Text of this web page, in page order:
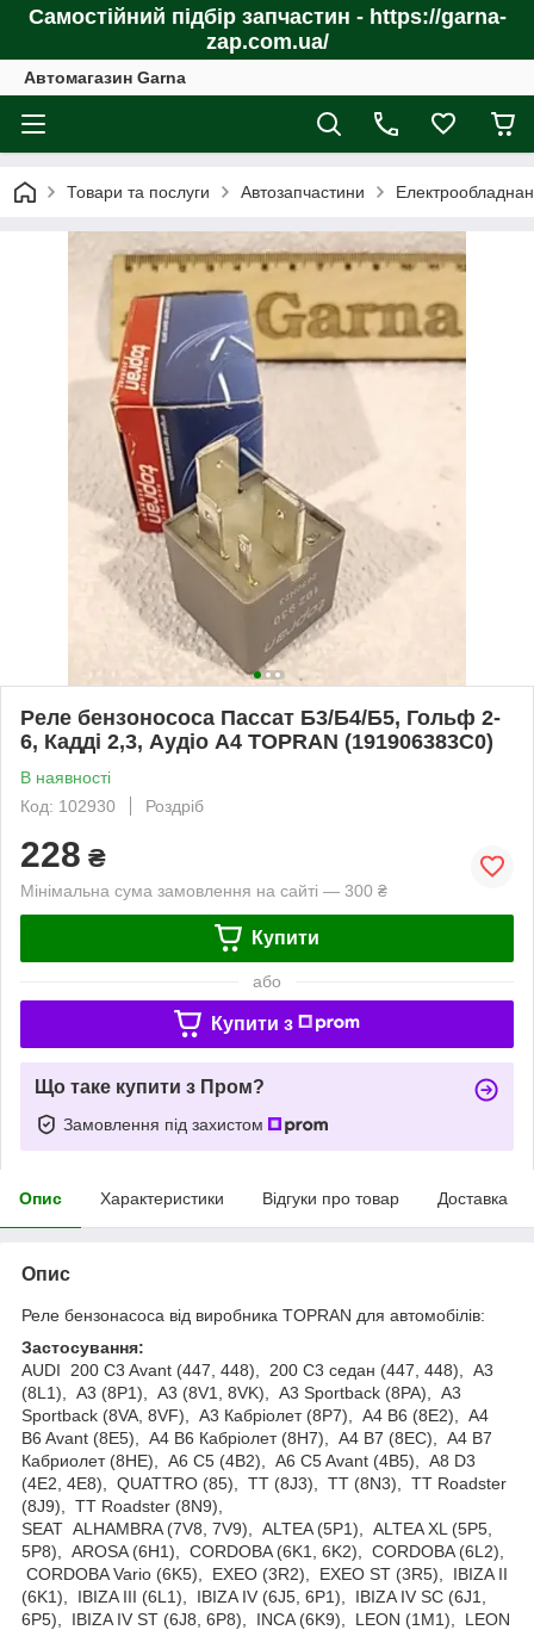
Самостійний підбір запчастин - https://garna-
zap.com.ua/
Автомагазин Garna
Товари та послуги Автозапчастини
Реле бензонососа Пассат Б3/Б4/Б5, Гольф 2-
6, Кадді 2,3, Аудіо А4 TOPRAN (191906383C0)
В наявності
Код: 102930
Роздріб
228 ₴
Мінімальна сума замовлення на сайті — 300 ₴
Купити
або
Купити з
Що таке купити з Пром?
Замовлення під захистом
Опис Характеристики Відгуки про товар Доставка
Опис
Реле бензонасоса від виробника TOPRAN для автомобілів:
Застосування:
AUDI 200 C3 Avant (447, 448), 200 C3 седан (447, 448), A3
(8L1), A3 (8P1), A3 (8V1, 8VK), A3 Sportback (8PA), A3
Sportback (8VA, 8VF), A3 Кабріолет (8P7), A4 B6 (8E2), A4
B6 Avant (8E5), A4 B6 Кабріолет (8H7), A4 B7 (8EC), A4 B7
Кабриолет (8HE), A6 C5 (4B2), A6 C5 Avant (4B5), A8 D3
(4E2, 4E8), QUATTRO (85), TT (8J3), TT (8N3), TT Roadster
(8J9), TT Roadster (8N9),
SEAT ALHAMBRA (7V8, 7V9), ALTEA (5P1), ALTEA XL (5P5,
5P8), AROSA (6H1), CORDOBA (6K1, 6K2), CORDOBA (6L2),
CORDOBA Vario (6K5), EXEO (3R2), EXEO ST (3R5), IBIZA II
(6K1), IBIZA III (6L1), IBIZA IV (6J5, 6P1), IBIZA IV SC (6J1,
6P5), IBIZA IV ST (6J8, 6P8), INCA (6K9), LEON (1M1), LEON